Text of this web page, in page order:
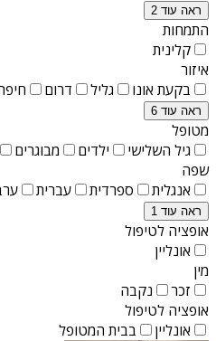
ראה עוד 2
התמחות
קלינית
איזור
בקעת אונו
גליל דרום
ראה עוד 6
מטופל
גיל השלישי
ילדים מבוגרים
שפה
אנגלית
ספרדית עברית
ראה עוד 1
אופציה לטיפול
אונליין
מין
זכר
נקבה
אופציה לטיפול
אונליין
בבית המטופל